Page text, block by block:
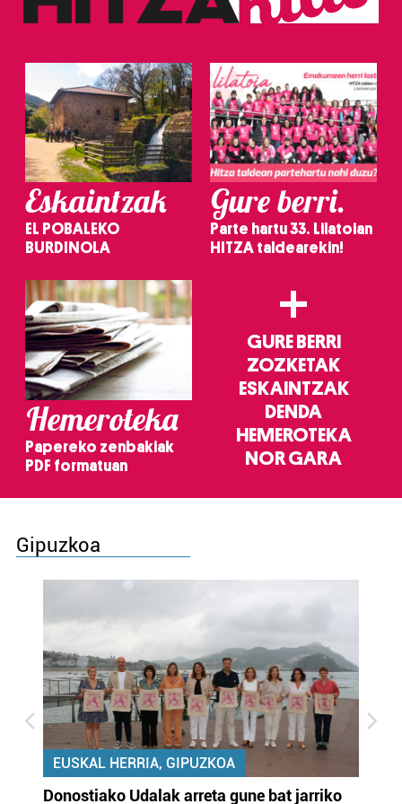
erabiltzeko baimen esplizitua ematen diguzu.
Gehiago
irakurri
Eskaintzak
EL POBALEKO
BURDINOLA
Gure berri.
Parte hartu 33. Lilatoian
HITZA taldearekin!
Hemeroteka
Papereko zenbakiak
PDF formatuan
+
GURE BERRI
ZOZKETAK
ESKAINTZAK
DENDA
HEMEROTEKA
NOR GARA
Gipuzkoa
EUSKAL HERRIA, GIPUZKOA
Donostiako Udalak arreta gune bat jarriko